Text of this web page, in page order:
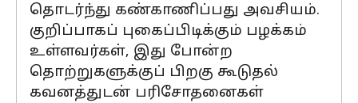
தொடர்ந்து கண்காணிப்பது அவசியம்.
குறிப்பாகப் புகைப்பிடிக்கும் பழக்கம்
உள்ளவர்கள், இது போன்ற
தொற்றுகளுக்குப் பிறகு கூடுதல்
கவனத்துடன் பரிசோதனைகள்